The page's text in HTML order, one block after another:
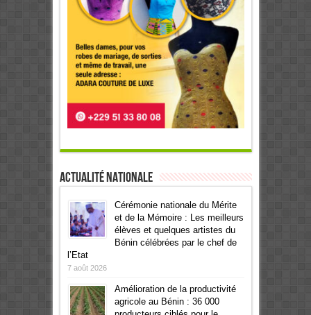
Actualité Nationale
Cérémonie nationale du Mérite
et de la Mémoire : Les meilleurs
élèves et quelques artistes du
Bénin célébrées par le chef de
l’Etat
7 août 2026
Amélioration de la productivité
agricole au Bénin : 36 000